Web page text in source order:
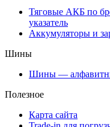
Тяговые АКБ по
указатель
Аккумуляторы и
Шины
Шины —
Полезное
Карта сайта